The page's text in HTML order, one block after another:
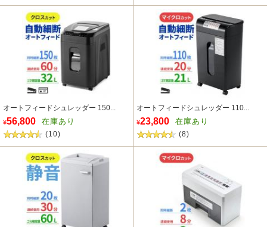
オートフィードシュレッダー 150...
¥56,800 在庫あり
(10)
オートフィードシュレッダー 110...
¥23,800 在庫あり
(8)